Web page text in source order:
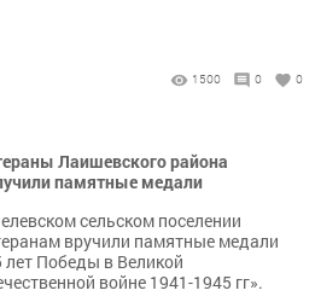
1500 0 0
Лаишевского района
памятные медали
сельском поселении
вручили памятные медали
лет Победы в Великой
войне 1941-1945 гг».